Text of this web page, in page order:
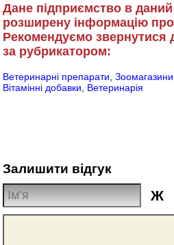
Дане підприємство в
розширену інформацію
Рекомендуємо звернутися
за рубрикатором:
Ветеринарні препарати ,
Вітамінні добавки
Ветеринарія
Залишити відгук
Ж